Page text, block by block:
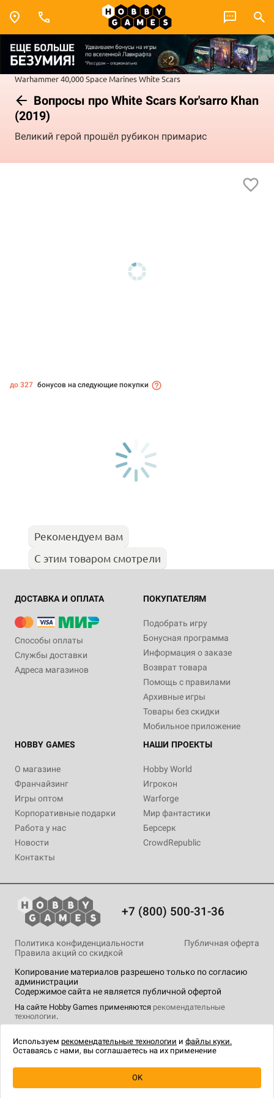
Warhammer 40,000Space MarinesWhite Scars
Вопросы про White Scars Kor'sarro Khan
(2019)
Великий герой прошёл рубикон примарис
Уведомить о наличии
до 327 бонусов на следующие покупки
Рекомендуем вам
С этим товаром смотрели
ДОСТАВКА И ОПЛАТА
Способы оплаты
Службы доставки
Адреса магазинов
ПОКУПАТЕЛЯМ
Подобрать игру
Бонусная программа
Информация о заказе
Возврат товара
Помощь с правилами
Архивные игры
Товары без скидки
Мобильное приложение
HOBBY GAMES
О магазине
Франчайзинг
Игры оптом
Корпоративные подарки
Работа у нас
Новости
Контакты
НАШИ ПРОЕКТЫ
Hobby World
Игрокон
Warforge
Мир фантастики
Берсерк
CrowdRepublic
+7 (800) 500-31-36
Копирование материалов разрешено только по согласию
администрации
Содержимое сайта не является публичной офертой
Политика конфиденциальности
Публичная оферта
Правила акций со скидкой
На сайте Hobby Games применяются рекомендательные
технологии.
Используем рекомендательные технологии и файлы куки.
Оставаясь с нами, вы соглашаетесь на их применение
OK